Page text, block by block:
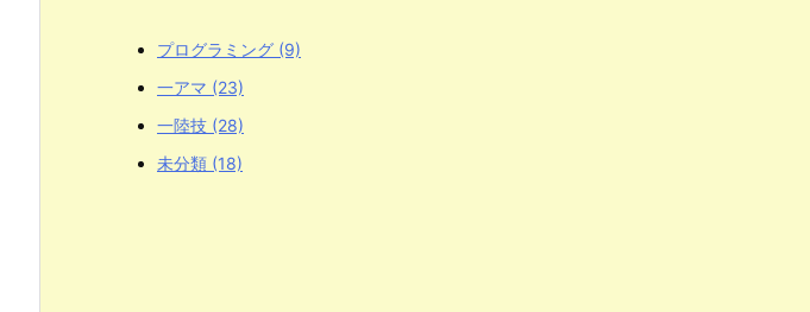
プログラミング (9)
一アマ (23)
一陸技 (28)
未分類 (18)